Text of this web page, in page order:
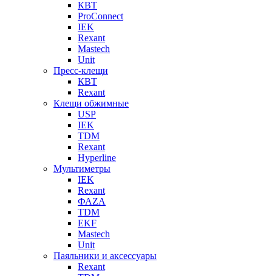
КВТ
ProConnect
IEK
Rexant
Mastech
Unit
Пресс-клещи
КВТ
Rexant
Клещи обжимные
USP
IEK
TDM
Rexant
Hyperline
Мультиметры
IEK
Rexant
ФАZА
TDM
EKF
Mastech
Unit
Паяльники и аксессуары
Rexant